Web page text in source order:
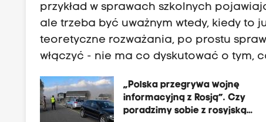
przykład w sprawach szkolnych
ale trzeba być uważnym wtedy, kiedy to
teoretyczne rozważania, po prostu
włączyć - nie ma co dyskutować o tym,
„Polska przegrywa wojnę
informacyjną z Rosją”. Czy
poradzimy sobie z rosyjską